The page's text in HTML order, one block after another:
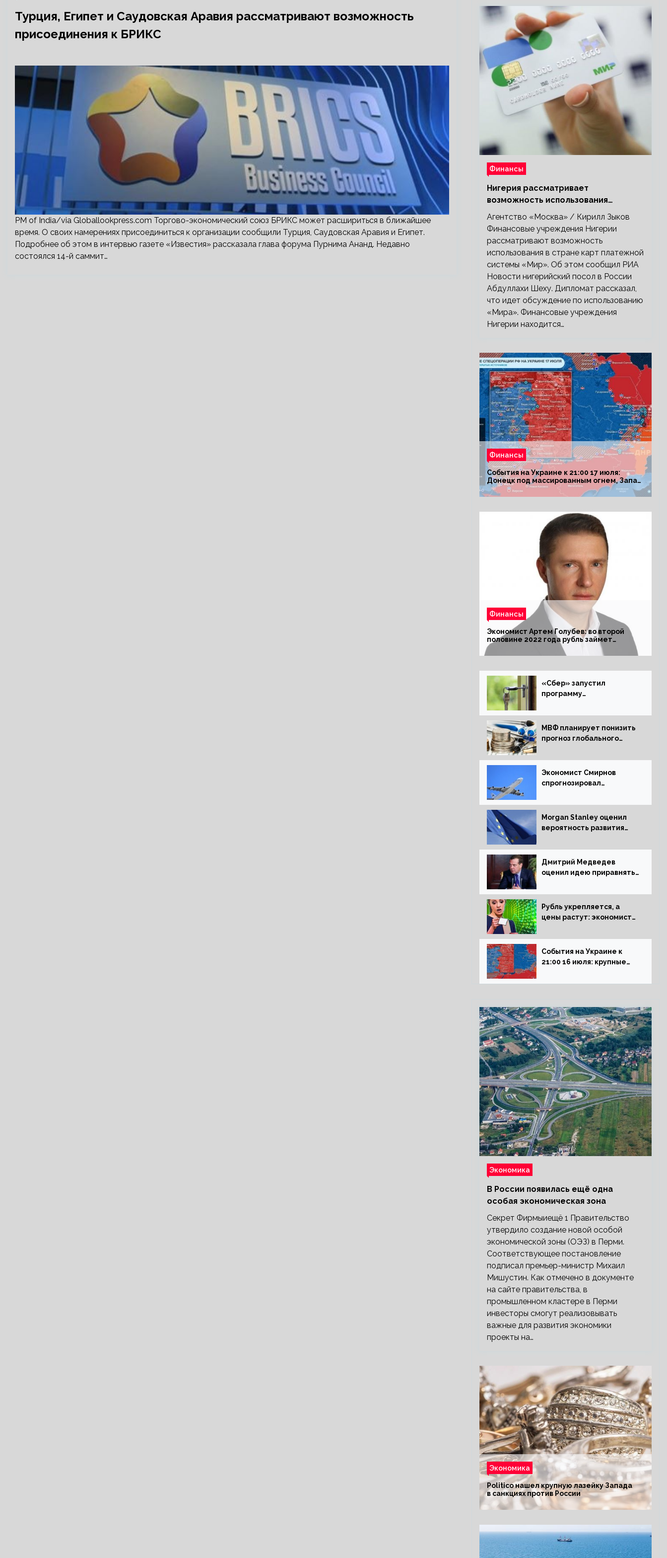
Турция, Египет и Саудовская Аравия рассматривают возможность
присоединения к БРИКС
PM of India/via Globallookpress.com Торгово-экономический союз БРИКС может расшириться в ближайшее
время. О своих намерениях присоединиться к организации сообщили Турция, Саудовская Аравия и Египет.
Подробнее об этом в интервью газете «Известия» рассказала глава форума Пурнима Ананд. Недавно
состоялся 14-й саммит…
Финансы
Нигерия рассматривает
возможность использования
платежной системы «Мир»
Агентство «Москва» / Кирилл Зыков
Финансовые учреждения Нигерии
рассматривают возможность
использования в стране карт платежной
системы «Мир». Об этом сообщил РИА
Новости нигерийский посол в России
Абдуллахи Шеху. Дипломат рассказал,
что идет обсуждение по использованию
«Мира». Финансовые учреждения
Нигерии находится…
Финансы
События на Украине к 21:00 17 июля:
Донецк под массированным огнем, Запад
поставил Киеву ультиматум
Финансы
Экономист Артем Голубев: во второй
половине 2022 года рубль займет
комфортный курс
«Сбер» запустил
программу
ипотечных займов
МВФ планирует понизить
прогноз глобального
следующем отчете
Экономист Смирнов
спрогнозировал
авиабилетов в России
Morgan Stanley оценил
вероятность развития
Дмитрий Медведев
оценил идею приравнять
блокадникам
Рубль укрепляется, а
цены растут: экономист
падающего доллара на
рынок РФ
События на Украине к
21:00 16 июля: крупные
Северском, Киев
Экономика
В России появилась ещё одна
особая экономическая зона
Секрет Фирмыиещё 1 Правительство
утвердило создание новой особой
экономической зоны (ОЭЗ) в Перми.
Соответствующее постановление
подписал премьер-министр Михаил
Мишустин. Как отмечено в документе
на сайте правительства, в
промышленном кластере в Перми
инвесторы смогут реализовывать
важные для развития экономики
проекты на…
Экономика
Politico нашел крупную лазейку Запада
в санкциях против России